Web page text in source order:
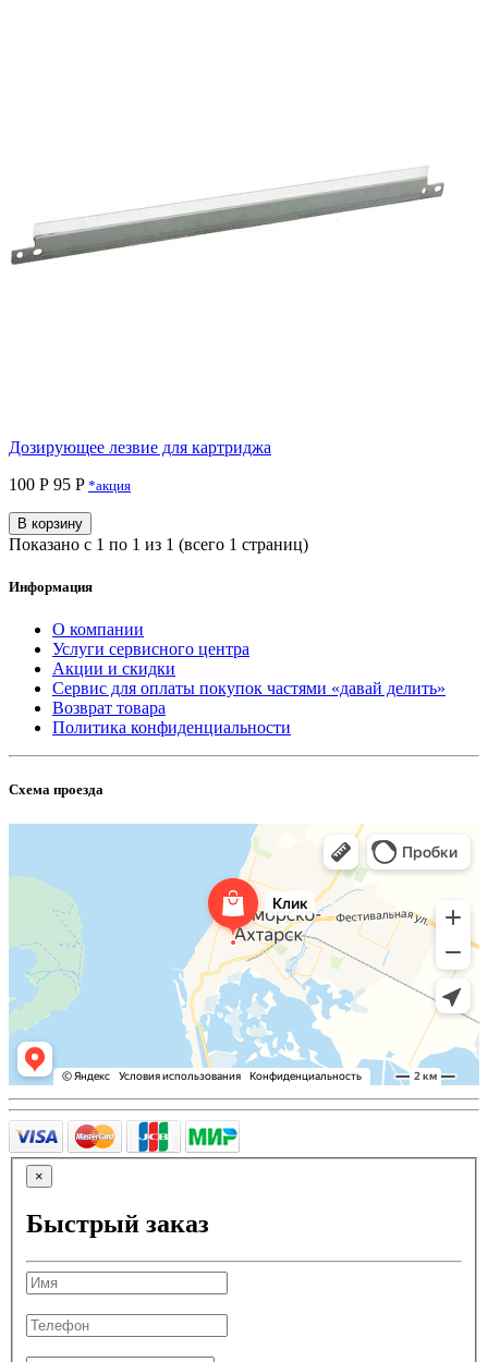
Дозирующее лезвие для картриджа
100 Р 95 P *акция
В корзину
Показано с 1 по 1 из 1 (всего 1 страниц)
Информация
О компании
Услуги сервисного центра
Акции и скидки
Сервис для оплаты покупок частями «давай делить»
Возврат товара
Политика конфиденциальности
Схема проезда
×
Быстрый заказ